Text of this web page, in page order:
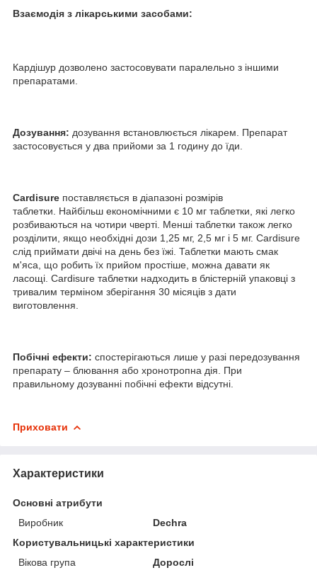
Взаємодія з лікарськими засобами:
Кардішур дозволено застосовувати паралельно з іншими
препаратами.
Дозування: дозування встановлюється лікарем. Препарат
застосовується у два прийоми за 1 годину до їди.
Cardisure поставляється в діапазоні розмірів
таблетки. Найбільш економічними є 10 мг таблетки, які легко
розбиваються на чотири чверті. Менші таблетки також легко
розділити, якщо необхідні дози 1,25 мг, 2,5 мг і 5 мг. Cardisure
слід приймати двічі на день без їжі. Таблетки мають смак
м'яса, що робить їх прийом простіше, можна давати як
ласощі. Cardisure таблетки надходить в блістерній упаковці з
тривалим терміном зберігання 30 місяців з дати
виготовлення.
Побічні ефекти: спостерігаються лише у разі передозування
препарату – блювання або хронотропна дія. При
правильному дозуванні побічні ефекти відсутні.
Приховати
Характеристики
Основні атрибути
Виробник
Dechra
Користувальницькі характеристики
Вікова група
Дорослі